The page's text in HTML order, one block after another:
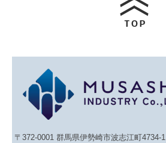
〒372-0001 群馬県伊勢崎市波志江町4734-1